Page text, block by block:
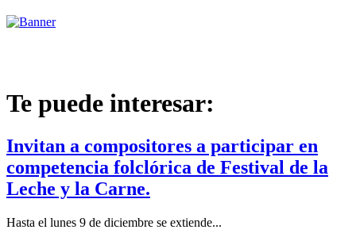
Te puede interesar:
Invitan a compositores a participar en
competencia folclórica de Festival de la
Leche y la Carne.
Hasta el lunes 9 de diciembre se extiende...